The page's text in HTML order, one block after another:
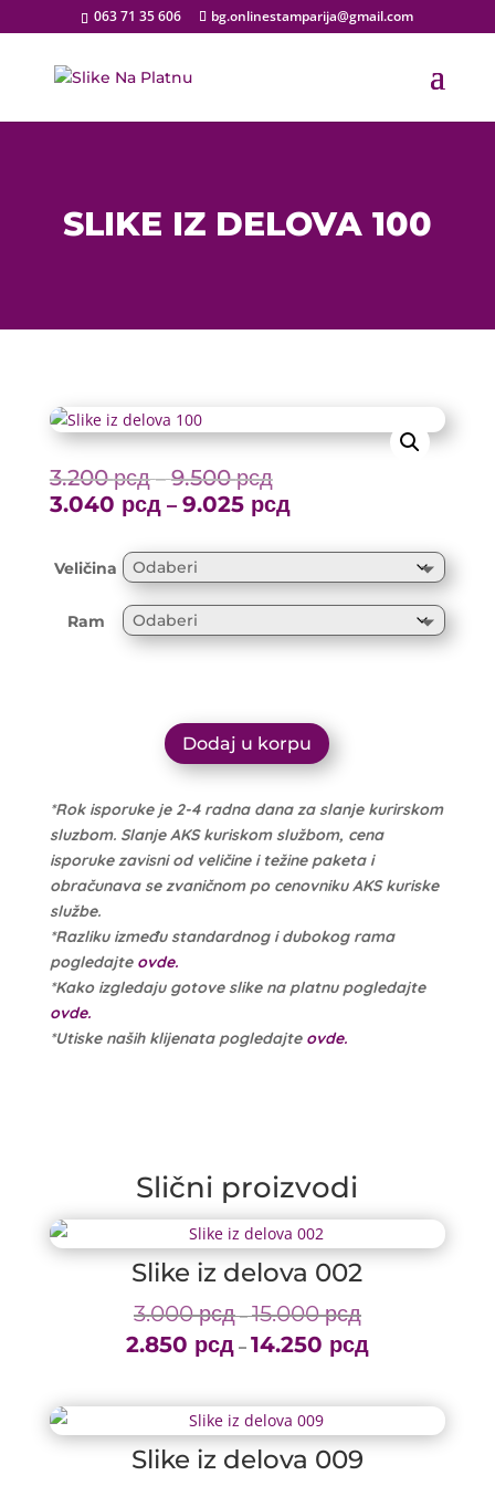
063 71 35 606 bg.onlinestamparija@gmail.com
SLIKE IZ DELOVA 100
3.200рсд – 9.500рсдPrice
range:
through
9.500 рсд
3.040 рсд – 9.025 рсд
3.040 рсд
through
9.025 рсд
Veličina
Ram
Dodaj u korpu
*Rok isporuke je 2-4 radna dana za slanje kurirskom
sluzbom. Slanje AKS kuriskom službom, cena
isporuke zavisni od veličine i težine paketa i
obračunava se zvaničnom po cenovniku AKS kuriske
službe.
*Razliku između standardnog i dubokog rama
pogledajte ovde.
*Kako izgledaju gotove slike na platnu pogledajte
ovde.
*Utiske naših klijenata pogledajte ovde.
Slični proizvodi
Slike iz delova 002
3.000рсд – 15.000рсдPrice
range:
2.850 рсд – 14.250 рсд
Slike iz delova 009